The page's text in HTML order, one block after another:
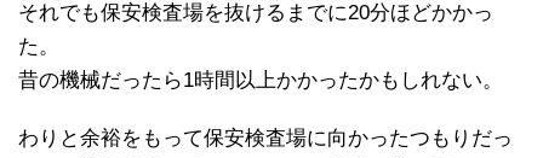
それでも保安検査場を抜けるまでに20分ほどかかっ
た。
昔の機械だったら1時間以上かかったかもしれない。
わりと余裕をもって保安検査場に向かったつもりだっ